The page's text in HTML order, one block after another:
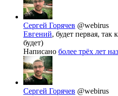
Сергей Горячев @webirus
Евгений, будет первая, так
будет)
Написано более трёх лет
Сергей Горячев @webirus